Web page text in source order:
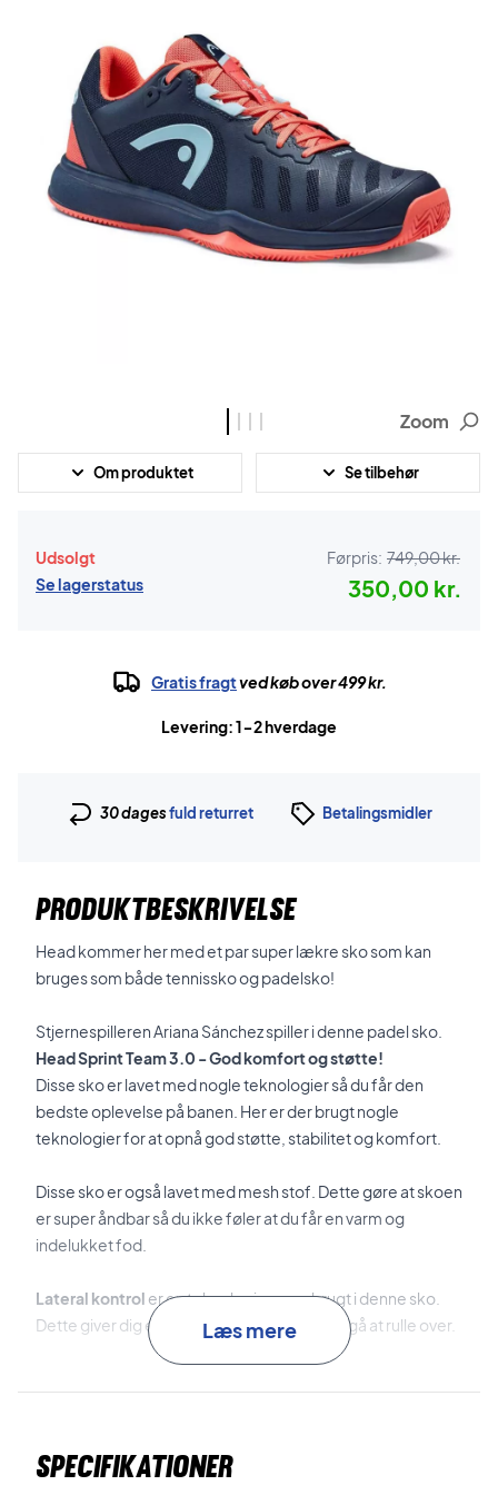
Zoom
Om produktet Se tilbehør
Udsolgt
Se lagerstatus
Førpris: 749,00 kr.
350,00 kr.
Gratis fragtved køb over 499 kr.
Levering: 1-2 hverdage
30 dagesfuld returret Betalingsmidler
PRODUKTBESKRIVELSE
Head kommer her med et par super lækre sko som kan
bruges som både tennissko og padelsko!
Stjernespilleren Ariana Sánchez spiller i denne padel sko.
Head Sprint Team 3.0 - God komfort og støtte!
Disse sko er lavet med nogle teknologier så du får den
bedste oplevelse på banen. Her er der brugt nogle
teknologier for at opnå god støtte, stabilitet og komfort.
Disse sko er også lavet med mesh stof. Dette gøre at skoen
er super åndbar så du ikke føler at du får en varm og
indelukket fod.
Lateral kontrol er en teknologi som er brugt i denne sko.
Dette giver dig en bedre stabilitet for at undgå at rulle over.
Læs mere
Specifikationer